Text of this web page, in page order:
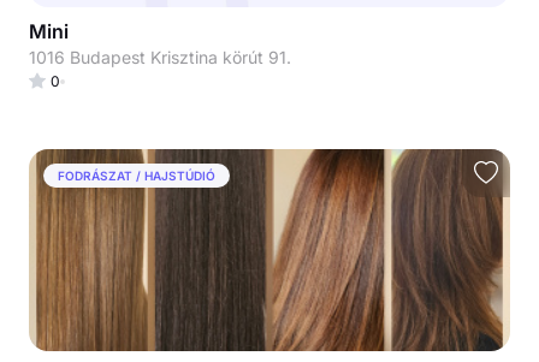
Mini
1016 Budapest Krisztina körút 91.
0
FODRÁSZAT / HAJSTÚDIÓ